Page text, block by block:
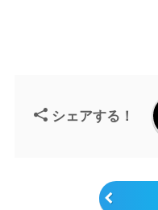
シェアする！